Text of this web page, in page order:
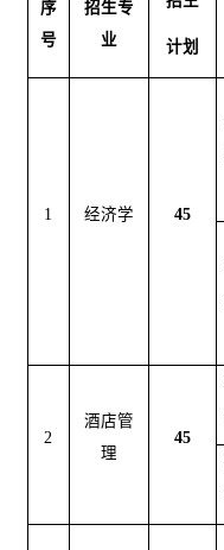
序
号
招生专
业
计划
1 经济学 45
2
酒店管
理
45